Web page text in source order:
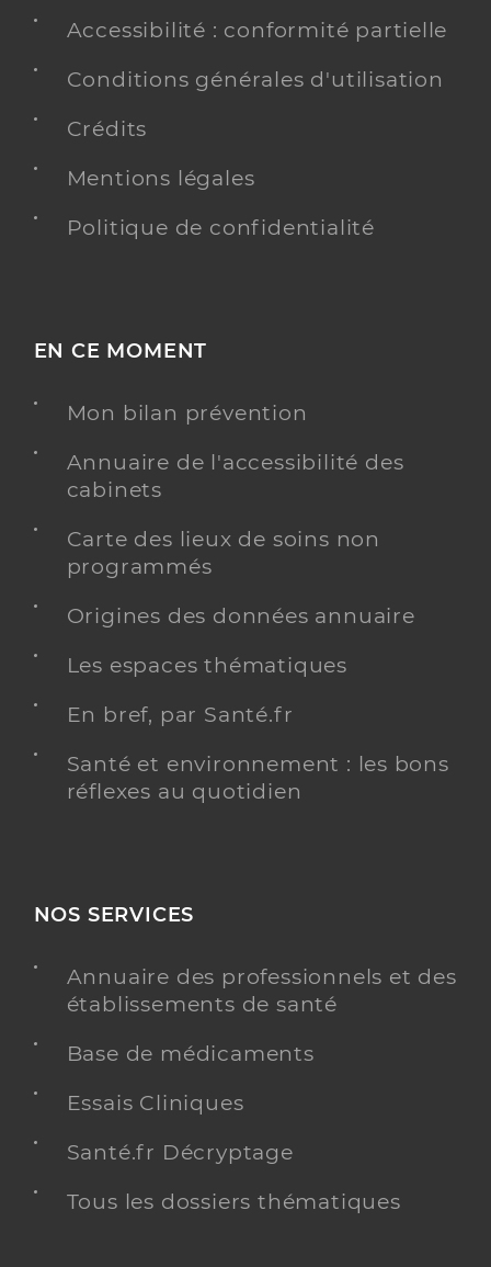
Accessibilité : conformité partielle
Conditions générales d'utilisation
Crédits
Mentions légales
Politique de confidentialité
EN CE MOMENT
Mon bilan prévention
Annuaire de l'accessibilité des
cabinets
Carte des lieux de soins non
programmés
Origines des données annuaire
Les espaces thématiques
En bref, par Santé.fr
Santé et environnement : les bons
réflexes au quotidien
NOS SERVICES
Annuaire des professionnels et des
établissements de santé
Base de médicaments
Essais Cliniques
Santé.fr Décryptage
Tous les dossiers thématiques